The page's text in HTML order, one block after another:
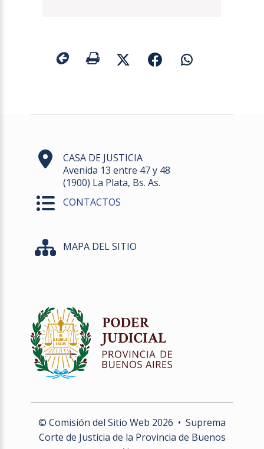
CASA DE JUSTICIA
Avenida 13 entre 47 y 48
(1900) La Plata, Bs. As.
CONTACTOS
MAPA DEL SITIO
© Comisión del Sitio Web 2026 • Suprema
Corte de Justicia de la Provincia de Buenos